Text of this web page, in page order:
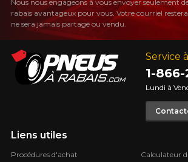
Service
1-
Lundi à
Liens utiles
Procédures d'achat
Calculateur
Nous nous engageons à vous envoyer seulement
rabais avantageux pour vous. Votre courriel
ne sera jamais partagé ou vendu.